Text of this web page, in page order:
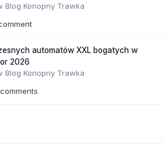
Blog Konopny Trawka
automatów XXL bogatych w
2026
Blog Konopny Trawka